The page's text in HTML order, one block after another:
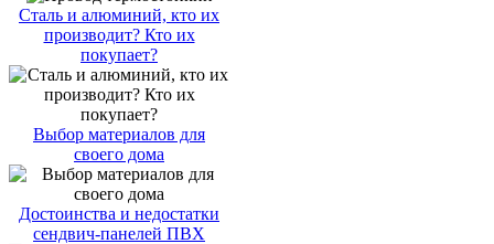
Сталь и алюминий, кто их
производит? Кто их
покупает?
Выбор материалов для
своего дома
Достоинства и недостатки
сендвич-панелей ПВХ